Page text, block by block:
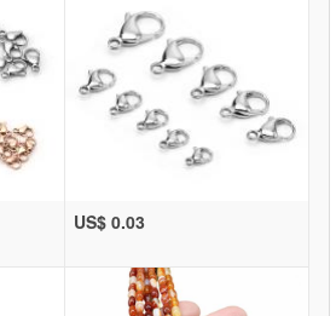
US$ 0.03